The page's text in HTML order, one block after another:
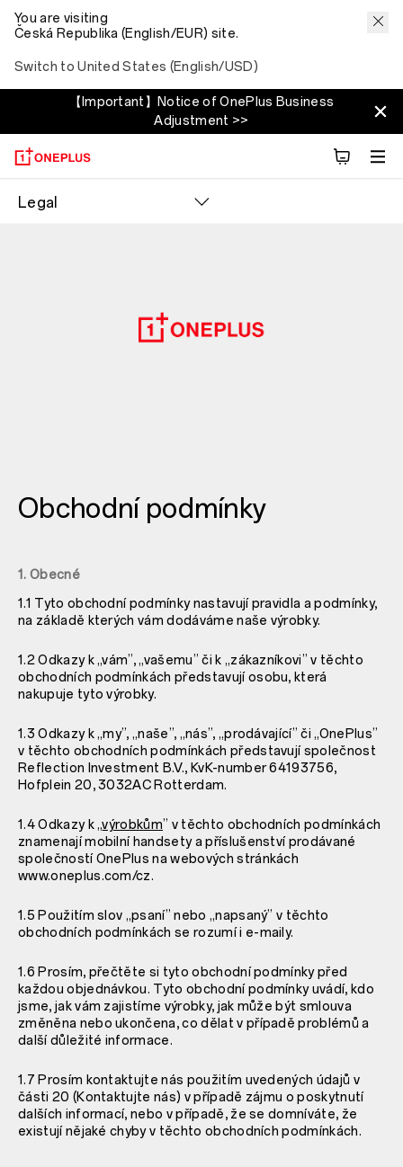
You are visiting
Česká Republika (English/EUR) site.
Switch to United States (English/USD)
【Important】Notice of OnePlus Business
Adjustment >>
Legal
Obchodní podmínky
1. Obecné
1.1 Tyto obchodní podmínky nastavují pravidla a podmínky,
na základě kterých vám dodáváme naše výrobky.
1.2 Odkazy k „vám”, „vašemu” či k „zákazníkovi” v těchto
obchodních podmínkách představují osobu, která
nakupuje tyto výrobky.
1.3 Odkazy k „my”, „naše”, „nás”, „prodávající” či „OnePlus”
v těchto obchodních podmínkách představují společnost
Reflection Investment B.V., KvK-number 64193756,
Hofplein 20, 3032AC Rotterdam.
1.4 Odkazy k „výrobkům” v těchto obchodních podmínkách
znamenají mobilní handsety a příslušenství prodávané
společností OnePlus na webových stránkách
www.oneplus.com/cz.
1.5 Použitím slov „psaní” nebo „napsaný” v těchto
obchodních podmínkách se rozumí i e-maily.
1.6 Prosím, přečtěte si tyto obchodní podmínky před
každou objednávkou. Tyto obchodní podmínky uvádí, kdo
jsme, jak vám zajistíme výrobky, jak může být smlouva
změněna nebo ukončena, co dělat v případě problémů a
další důležité informace.
1.7 Prosím kontaktujte nás použitím uvedených údajů v
části 20 (Kontaktujte nás) v případě zájmu o poskytnutí
dalších informací, nebo v případě, že se domníváte, že
existují nějaké chyby v těchto obchodních podmínkách.